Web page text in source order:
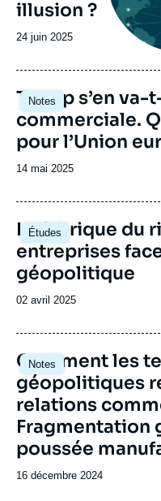
illusion ?
Date
publication
24 juin 2025
Notes
Image
principale
Trump s’en va-
commerciale.
pour l’Union
Date
publication
14 mai 2025
Études
Image
principale
La fabrique du
entreprises
géopolitique
Date
publication
02 avril 2025
Notes
Image
principale
Comment les
géopolitiques
relations
Fragmentation
poussée
Date
16 décembre 2024